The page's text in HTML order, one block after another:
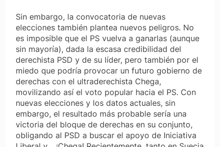
Sin embargo, la convocatoria de nuevas
elecciones también plantea nuevos peligros. No
es imposible que el PS vuelva a ganarlas (aunque
sin mayoría), dada la escasa credibilidad del
derechista PSD y de su líder, pero también por el
miedo que podría provocar un futuro gobierno de
derechas con el ultraderechista Chega,
movilizando así el voto popular hacia el PS. Con
nuevas elecciones y los datos actuales, sin
embargo, el resultado más probable sería una
victoria del bloque de derechas en su conjunto,
obligando al PSD a buscar el apoyo de Iniciativa